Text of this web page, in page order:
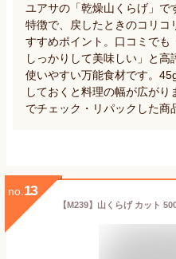
ユアサの「乾燥山くらげ」
特徴で、戻したときのコリコ
すすめポイント。口コミでも
しっかりして美味しい」と
使いやすい万能食材です。
しておくと料理の幅が広が
でチェック・リパックした商
no. 13